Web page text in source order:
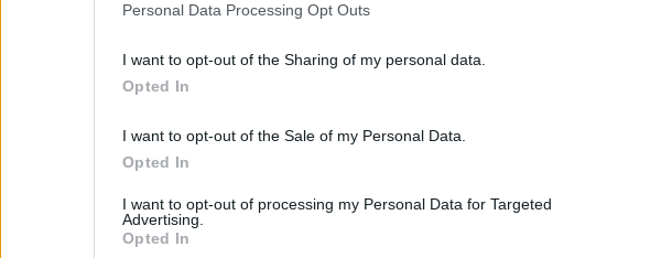
Personal Data Processing Opt Outs
I want to opt-out of the Sharing of my personal data.
Opted In
I want to opt-out of the Sale of my Personal Data.
Opted In
I want to opt-out of processing my Personal Data for Targeted
Advertising.
Opted In
kötött
Nobel Defense (DND)
Intézet (VIKI)
Extraligában szereplő Kaposvári NRC vezetőedzője.
Kaposváron 600 millió forintból újulhatnak meg
2024.05.02